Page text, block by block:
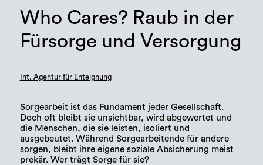
Who Cares? Raub in der
Fürsorge und Versorgung
Int. Agentur für Enteignung
Sorgearbeit ist das Fundament jeder Gesellschaft.
Doch oft bleibt sie unsichtbar, wird abgewertet und
die Menschen, die sie leisten, isoliert und
ausgebeutet. Während Sorgearbeitende für andere
sorgen, bleibt ihre eigene soziale Absicherung meist
prekär. Wer trägt Sorge für sie?